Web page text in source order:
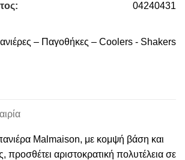
04240431
– Παγοθήκες – Coolers - Shakers
Malmaison, με κομψή βάση και
προσθέτει αριστοκρατική πολυτέλεια σε